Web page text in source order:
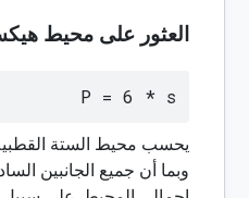
العثور على محيط
P = 6 * s
يحسب محيط الستة القطبية